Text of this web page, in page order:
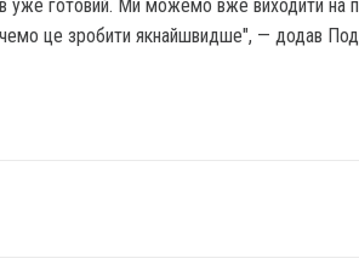
уже готовий. Ми можемо вже виходити на
це зробити якнайшвидше", — додав